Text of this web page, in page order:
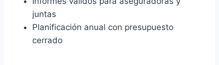
juntas
Planificación anual con presupuesto
cerrado